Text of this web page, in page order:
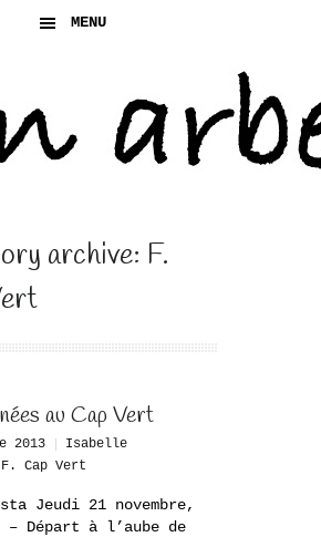
MENU
archive: F.
au Cap Vert
2013
Isabelle
F. Cap Vert
Jeudi 21 novembre,
– Départ à l’aube de